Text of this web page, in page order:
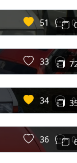
51 0
33 1
34 0
36 0